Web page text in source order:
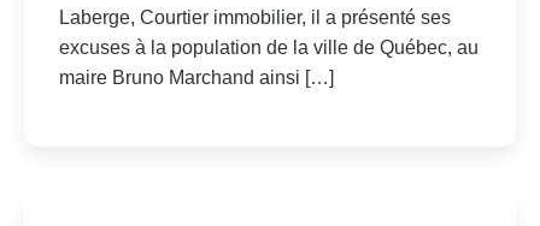
Laberge, Courtier immobilier, il a présenté ses
excuses à la population de la ville de Québec, au
maire Bruno Marchand ainsi […]